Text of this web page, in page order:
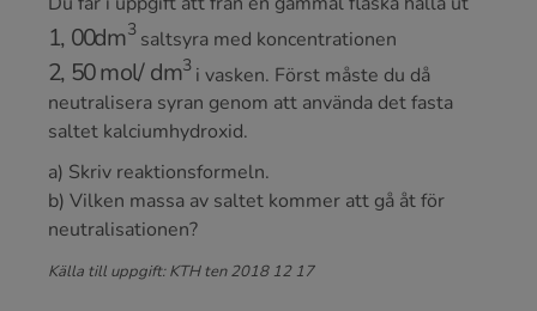
1 00 dm3
saltsyra med koncentrationen
2, 50 mol dm3
i vasken. Först måste du då
neutralisera syran genom att använda det fasta
saltet kalciumhydroxid.
a) Skriv reaktionsformeln.
b) Vilken massa av saltet kommer att gå åt för
neutralisationen?
Källa till uppgift: KTH ten 2018 12 17